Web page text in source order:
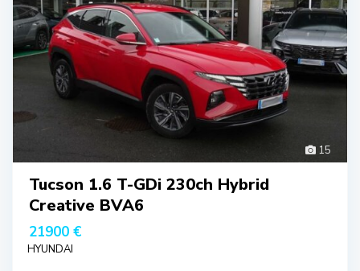
15
Tucson 1.6 T-GDi 230ch Hybrid
Creative BVA6
21900 €
HYUNDAI